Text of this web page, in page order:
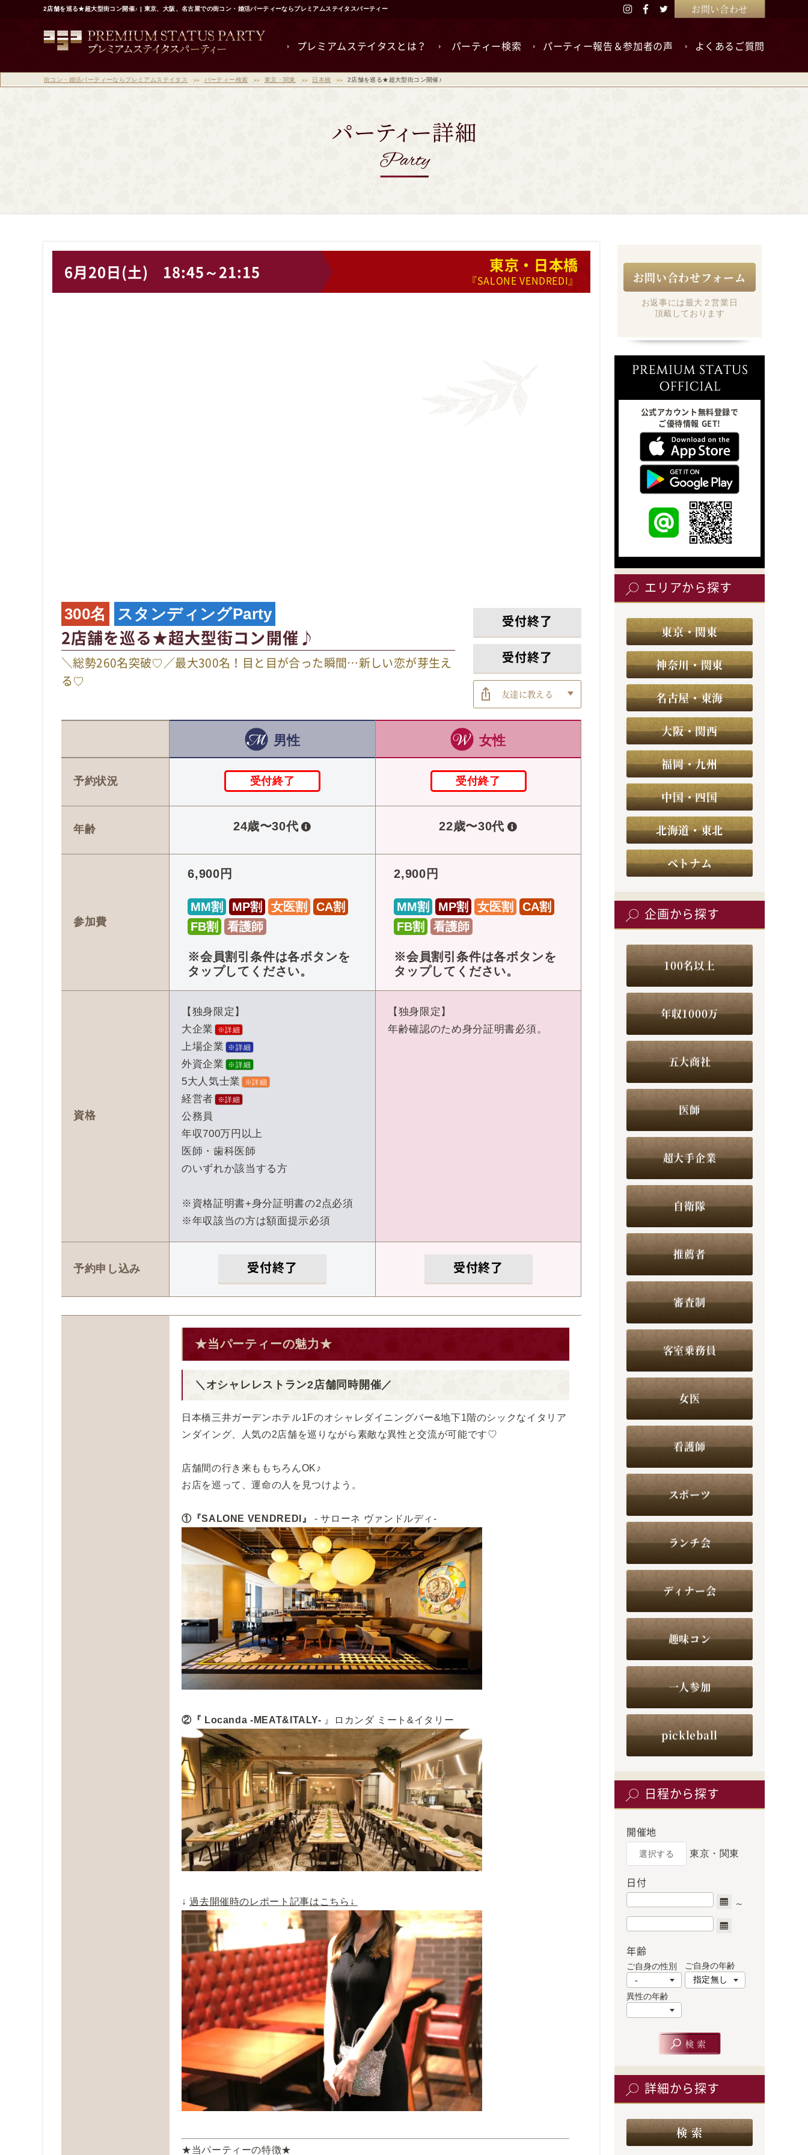
2店舗を巡る★超大型街コン開催♪ | 東京、大阪、名古屋での街コン・婚活パーティーならプレミアムステイタスパーティー お問い合わせ
プレミアムステイタスとは？ パーティー検索 パーティー報告＆参加者の声 よくあるご質問
街コン・婚活パーティーならプレミアムステイタス パーティー検索 東京・関東 日本橋 2店舗を巡る★超大型街コン開催♪
6月20日(土) 18:45～21:15 東京・日本橋
『SALONE VENDREDI』
300名 スタンディングParty
2店舗を巡る★超大型街コン開催♪
＼総勢260名突破♡／最大300名！目と目が合った瞬間…新しい恋が芽生え
る♡
受付終了
受付終了
友達に教える
男性
予約状況 受付終了
年齢 24歳〜30代
参加費
6,900円
MM割 MP割 女医割
CA割
FB割
看護師
※会員割引条件は各ボタンを
タップしてください。
資格
【独身限定】
大企業
※詳細
上場企業 ※詳細
外資企業 ※詳細
5大人気士業 ※詳細
経営者 ※詳細
公務員
年収700万円以上
医師・歯科医師
のいずれか該当する方
※資格証明書+身分証明書の2点必須
※年収該当の方は額面提示必須
予約申し込み 受付終了
女性
受付終了
22歳〜30代
2,900円
MM割 MP割 女医割
CA割
FB割
看護師
※会員割引条件は各ボタンを
タップしてください。
【独身限定】
年齢確認のため身分証明書必須。
受付終了
★当パーティーの魅力★
＼オシャレレストラン2店舗同時開催／
日本橋三井ガーデンホテル1Fのオシャレダイニングバー&地下1階のシックなイタリア
ンダイング、人気の2店舗を巡りながら素敵な異性と交流が可能です♡
店舗間の行き来ももちろんOK♪
お店を巡って、運命の人を見つけよう。
①『SALONE VENDREDI』- サローネ ヴァンドルディ-
②『 Locanda -MEAT&ITALY- 』ロカンダ ミート&イタリー
↓過去開催時のレポート記事はこちら ↓
★当パーティーの特徴★
お問い合わせフォーム
お返事には最大２営業日
頂戴しております
公式アカウント無料登録で
ご優待情報 GET!
エリアから探す
東京・関東
神奈川・関東
名古屋・東海
大阪・関西
福岡・九州
中国・四国
北海道・東北
ベトナム
企画から探す
100名以上
年収1000万
五大商社
医師
超大手企業
自衛隊
推薦者
審査制
客室乗務員
女医
看護師
スポーツ
ランチ会
ディナー会
趣味コン
一人参加
pickleball
日程から探す
開催地
選択する 東京・関東
日付
年齢
ご自身の性別 ご自身の年齢
異性の年齢
詳細から探す
検 索